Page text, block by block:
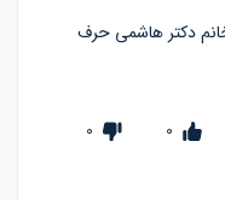
دکتر هاشمی حرف
0
0